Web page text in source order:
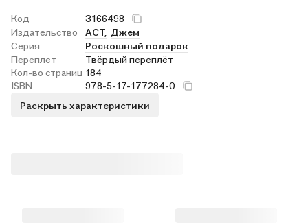
Код
3166498
Издательство
АСТ, Джем
Серия
Роскошный подарок
Переплет
Твёрдый переплёт
Кол-во страниц 184
ISBN
978-5-17-177284-0
Раскрыть характеристики